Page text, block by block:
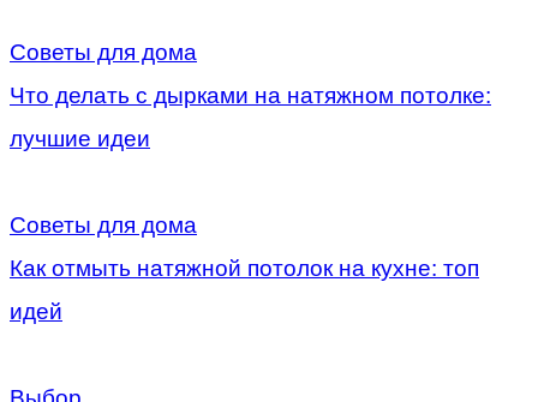
Советы для дома
Что делать с дырками на натяжном потолке:
лучшие идеи
Советы для дома
Как отмыть натяжной потолок на кухне: топ
идей